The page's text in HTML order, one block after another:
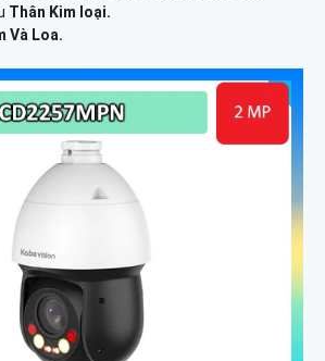
Thân Kim loại.
Và Loa.